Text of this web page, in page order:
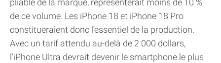
pliable de la marque, représenterait moins de 10 %
de ce volume. Les iPhone 18 et iPhone 18 Pro
constitueraient donc l’essentiel de la production.
Avec un tarif attendu au-delà de 2 000 dollars,
l’iPhone Ultra devrait devenir le smartphone le plus